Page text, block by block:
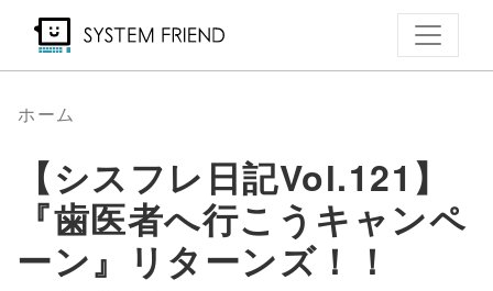
ン
コ
に
ホーム
【シスフレ日記Vol.121】
『歯医者へ行こうキャンペ
ーン』リターンズ！！